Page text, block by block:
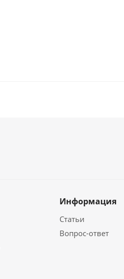
Информация
Статьи
Вопрос-ответ